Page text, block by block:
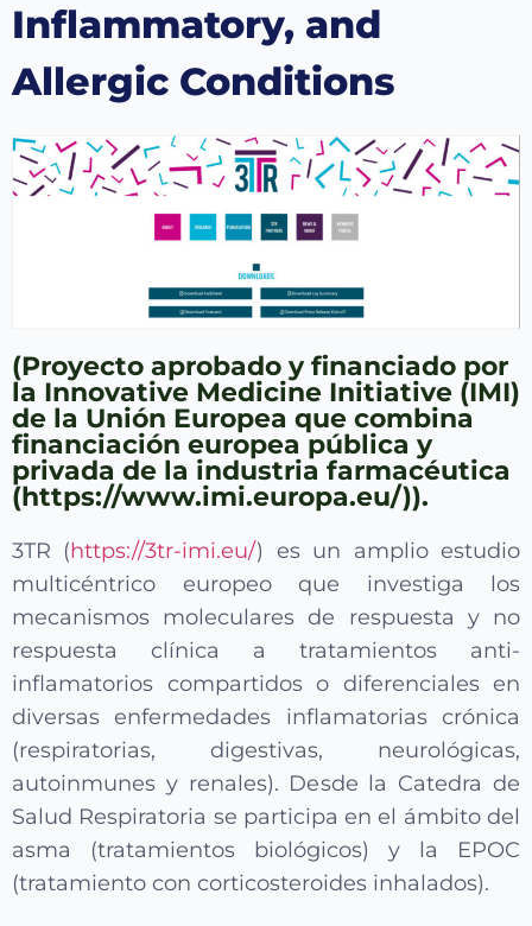
Inflammatory, and
Allergic Conditions
(Proyecto aprobado y financiado por
la Innovative Medicine Initiative (IMI)
de la Unión Europea que combina
financiación europea pública y
privada de la industria farmacéutica
(https://www.imi.europa.eu/)).
3TR (https://3tr-imi.eu/) es un amplio estudio
multicéntrico europeo que investiga los
mecanismos moleculares de respuesta y no
respuesta clínica a tratamientos anti-
inflamatorios compartidos o diferenciales en
diversas enfermedades inflamatorias crónica
(respiratorias, digestivas, neurológicas,
autoinmunes y renales). Desde la Catedra de
Salud Respiratoria se participa en el ámbito del
asma (tratamientos biológicos) y la EPOC
(tratamiento con corticosteroides inhalados).